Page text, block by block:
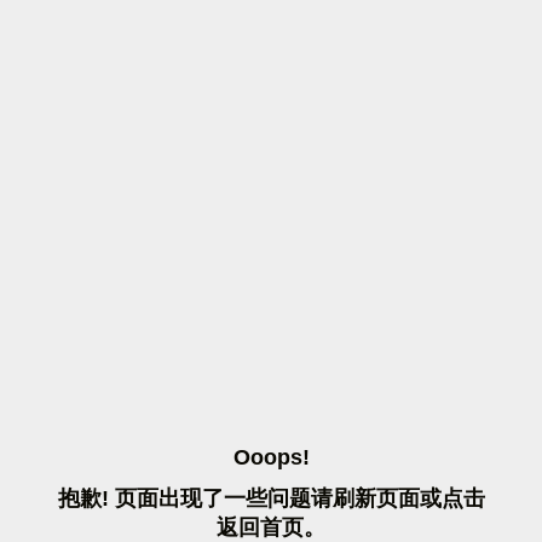
OOOPS!
抱歉! 页面出现了一些问题请刷 新页面或点击
返 回首页。